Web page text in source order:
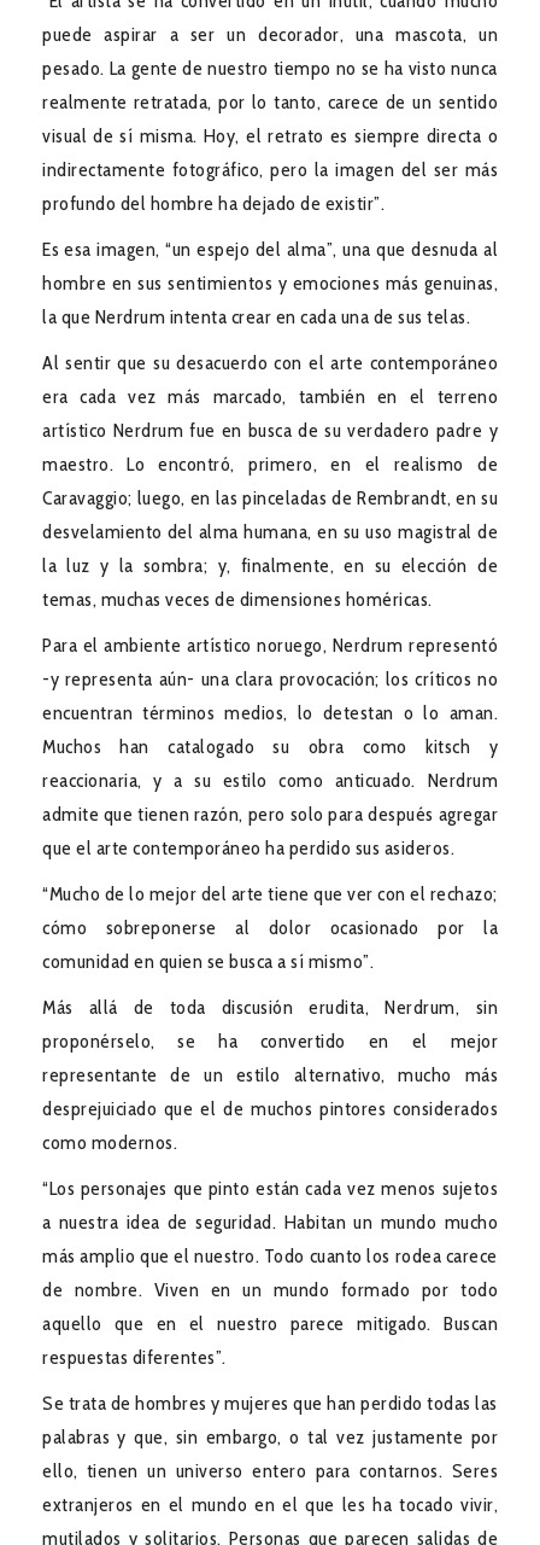
puede aspirar a ser un decorador, una mascota, un
pesado. La gente de nuestro tiempo no se ha visto nunca
realmente retratada, por lo tanto, carece de un sentido
visual de sí misma. Hoy, el retrato es siempre directa o
indirectamente fotográfico, pero la imagen del ser más
profundo del hombre ha dejado de existir”.
Es esa imagen, “un espejo del alma”, una que desnuda al
hombre en sus sentimientos y emociones más genuinas,
la que Nerdrum intenta crear en cada una de sus telas.
Al sentir que su desacuerdo con el arte contemporáneo
era cada vez más marcado, también en el terreno
artístico Nerdrum fue en busca de su verdadero padre y
maestro. Lo encontró, primero, en el realismo de
Caravaggio; luego, en las pinceladas de Rembrandt, en su
desvelamiento del alma humana, en su uso magistral de
la luz y la sombra; y, finalmente, en su elección de
temas, muchas veces de dimensiones homéricas.
Para el ambiente artístico noruego, Nerdrum representó
-y representa aún- una clara provocación; los críticos no
encuentran términos medios, lo detestan o lo aman.
Muchos han catalogado su obra como kitsch y
reaccionaria, y a su estilo como anticuado. Nerdrum
admite que tienen razón, pero solo para después agregar
que el arte contemporáneo ha perdido sus asideros.
“Mucho de lo mejor del arte tiene que ver con el rechazo;
cómo sobreponerse al dolor ocasionado por la
comunidad en quien se busca a sí mismo”.
Más allá de toda discusión erudita, Nerdrum, sin
proponérselo, se ha convertido en el mejor
representante de un estilo alternativo, mucho más
desprejuiciado que el de muchos pintores considerados
como modernos.
“Los personajes que pinto están cada vez menos sujetos
a nuestra idea de seguridad. Habitan un mundo mucho
más amplio que el nuestro. Todo cuanto los rodea carece
de nombre. Viven en un mundo formado por todo
aquello que en el nuestro parece mitigado. Buscan
respuestas diferentes”.
Se trata de hombres y mujeres que han perdido todas las
palabras y que, sin embargo, o tal vez justamente por
ello, tienen un universo entero para contarnos. Seres
extranjeros en el mundo en el que les ha tocado vivir,
mutilados y solitarios. Personas que parecen salidas de